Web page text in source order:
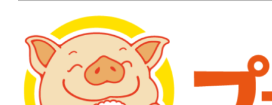
プーさんの満腹日記 |
豊中・箕面)のランチ＆
化してます。